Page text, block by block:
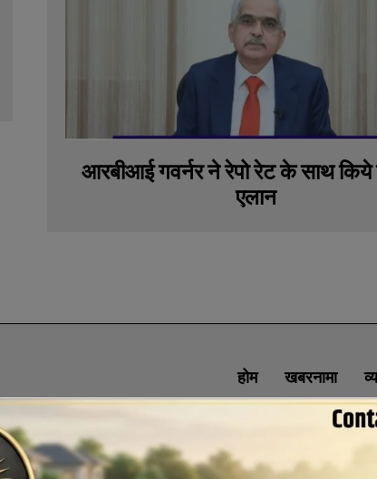
आरबीआई गवर्नर ने रेपो रेट के साथ
एलान
होम खबरनामा